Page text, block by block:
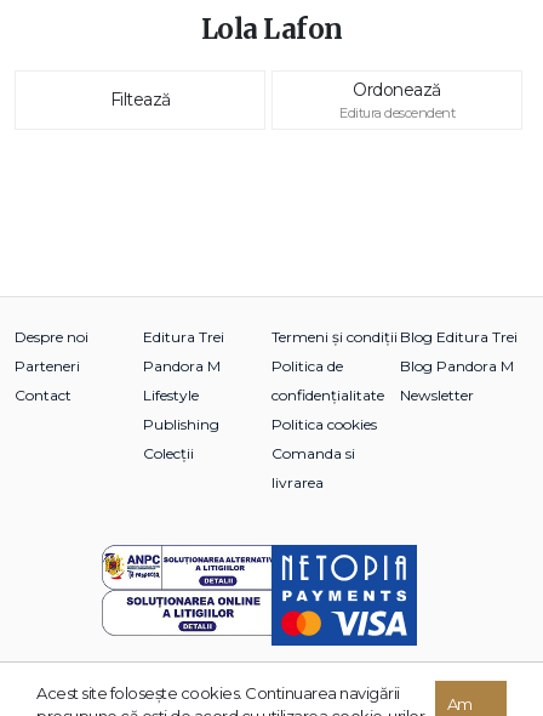
Lola Lafon
Filtează Ordonează
Editura descendent
Despre noi
Parteneri
Contact
Editura Trei
Pandora M
Lifestyle
Publishing
Colecții
Termeni și condiții
Politica de
confidențialitate
Politica cookies
Comanda si
livrarea
Blog Editura Trei
Blog Pandora M
Newsletter
© 2026 Grupul Editorial TREI. Toate drepturile rezervate.
Acest site foloseşte cookies. Continuarea navigării
Am